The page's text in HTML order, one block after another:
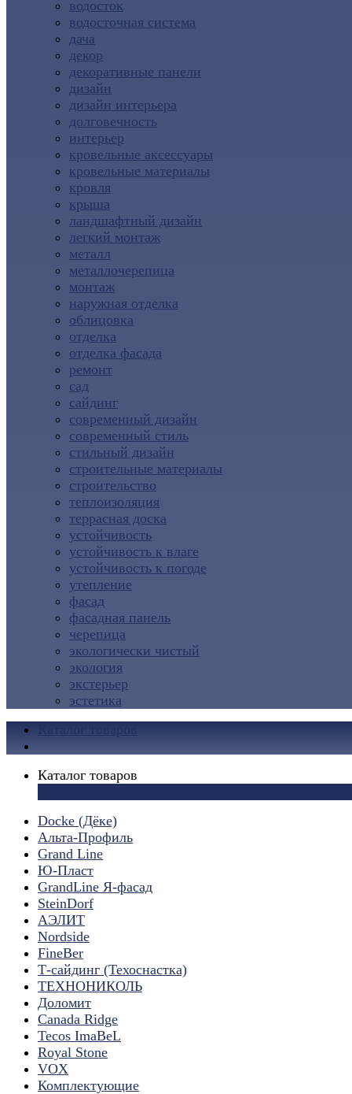
водосток
водосточная система
дача
декор
декоративные панели
дизайн
дизайн интерьера
долговечность
интерьер
кровельные аксессуары
кровельные материалы
кровля
крыша
ландшафтный дизайн
легкий монтаж
металл
металлочерепица
монтаж
наружная отделка
облицовка
отделка
отделка фасада
ремонт
сад
сайдинг
современный дизайн
современный стиль
стильный дизайн
строительные материалы
строительство
теплоизоляция
террасная доска
устойчивость
устойчивость к влаге
устойчивость к погоде
утепление
фасад
фасадная панель
черепица
экологически чистый
экология
экстерьер
эстетика
Каталог товаров
Docke (Дёке)
Альта-Профиль
Grand Line
Ю-Пласт
GrandLine Я-фасад
SteinDorf
АЭЛИТ
Nordside
FineBer
Т-сайдинг (Техоснастка)
ТЕХНОНИКОЛЬ
Доломит
Canada Ridge
Tecos ImaBeL
Royal Stone
VOX
Комплектующие